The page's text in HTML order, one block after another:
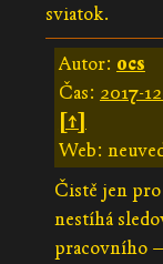
sviatok.
Autor: ocs
Čas: 2017-
[↑]
Web:
Čistě jen
nestíhá
pracovního